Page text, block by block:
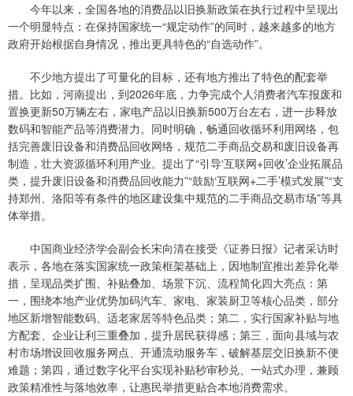
今年以来，全国各地的消费品以旧换新政策在执行过程中呈现出
一个明显特点：在保持国家统一“规定动作”的同时，越来越多的地方
政府开始根据自身情况，推出更具特色的“自选动作”。
不少地方提出了可量化的目标，还有地方推出了特色的配套举
措。比如，河南提出，到2026年底，力争完成个人消费者汽车报废和
置换更新50万辆左右，家电产品以旧换新500万台左右，进一步释放
数码和智能产品等消费潜力。同时明确，畅通回收循环利用网络，包
括完善废旧设备和消费品回收网络，规范二手商品交易和废旧设备再
制造，壮大资源循环利用产业。提出了“引导‘互联网+回收’企业拓展品
类，提升废旧设备和消费品回收能力”“鼓励‘互联网+二手’模式发展”“支
持郑州、洛阳等有条件的地区建设集中规范的二手商品交易市场”等具
体举措。
中国商业经济学会副会长宋向清在接受《证券日报》记者采访时
表示，各地在落实国家统一政策框架基础上，因地制宜推出差异化举
措，呈现品类扩围、补贴叠加、场景下沉、流程简化四大亮点：第
一，围绕本地产业优势加码汽车、家电、家装厨卫等核心品类，部分
地区新增智能数码、适老家居等特色品类；第二，实行国家补贴与地
方配套、企业让利三重叠加，提升居民获得感；第三，面向县域与农
村市场增设回收服务网点、开通流动服务车，破解基层交旧换新不便
难题；第四，通过数字化平台实现补贴秒审秒兑、一站式办理，兼顾
政策精准性与落地效率，让惠民举措更贴合本地消费需求。